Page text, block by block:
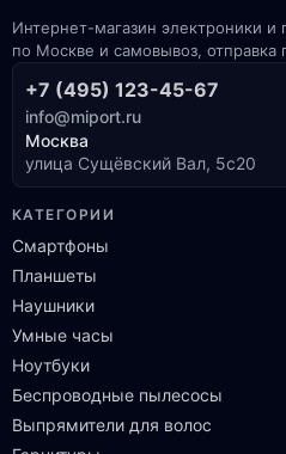
Интернет-магазин электроники и
по Москве и самовывоз,
+7 (495) 123-45-67
info@miport.ru
Москва
улица Сущёвский Вал, 5с20
КАТЕГОРИИ
Смартфоны
Планшеты
Наушники
Умные часы
Ноутбуки
Беспроводные пылесосы
Выпрямители для волос